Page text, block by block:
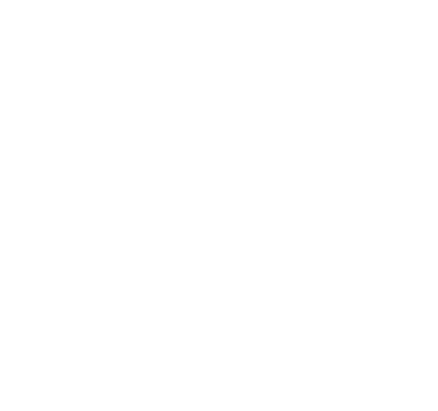
incaltaminte, coafuri, tunsori, desene de colorat, poze cu modele de manichiuri!❤️